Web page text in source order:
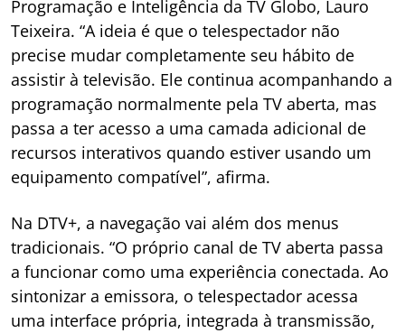
Programação e Inteligência da TV Globo, Lauro
Teixeira. “A ideia é que o telespectador não
precise mudar completamente seu hábito de
assistir à televisão. Ele continua acompanhando a
programação normalmente pela TV aberta, mas
passa a ter acesso a uma camada adicional de
recursos interativos quando estiver usando um
equipamento compatível”, afirma.
Na DTV+, a navegação vai além dos menus
tradicionais. “O próprio canal de TV aberta passa
a funcionar como uma experiência conectada. Ao
sintonizar a emissora, o telespectador acessa
uma interface própria, integrada à transmissão,